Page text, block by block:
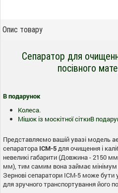
Опис товару
Сепаратор для
посівного
В подарунок
Колеса.
Мішок із москітної сіткиВ
Представляємо вашій увазі модель
сепаратора ІСМ-5для очищення і
невеликі габарити (Довжина - 2150
мм), тим самим вона займає мінімум
Зернові сепаратори ІСМ-5 може
для зручного транспортування його по